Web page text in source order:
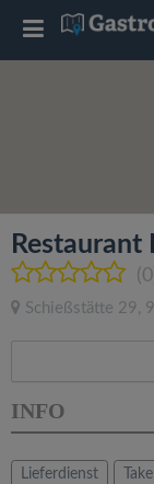
Restaurant
Schießstätte 29,
INFO
Lieferdienst
T
l
e
a